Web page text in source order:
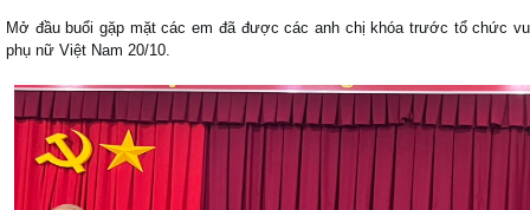
Mở đầu buổi gặp mặt các em đã được các anh chị khóa trước tổ chức
phụ nữ Việt Nam 20/10.